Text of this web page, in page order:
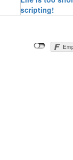
scripting!‎